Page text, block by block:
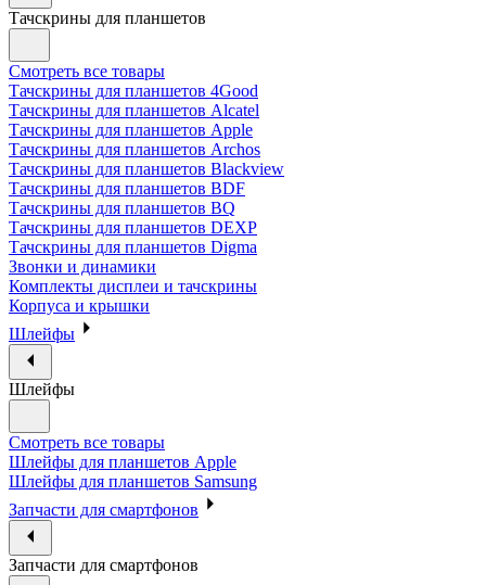
Тачскрины для планшетов
Смотреть все товары
Тачскрины для планшетов 4Good
Тачскрины для планшетов Alcatel
Тачскрины для планшетов Apple
Тачскрины для планшетов Archos
Тачскрины для планшетов Blackview
Тачскрины для планшетов BDF
Тачскрины для планшетов BQ
Тачскрины для планшетов DEXP
Тачскрины для планшетов Digma
Звонки и динамики
Комплекты дисплеи и тачскрины
Корпуса и крышки
Шлейфы
Шлейфы
Смотреть все товары
Шлейфы для планшетов Apple
Шлейфы для планшетов Samsung
Запчасти для смартфонов
Запчасти для смартфонов